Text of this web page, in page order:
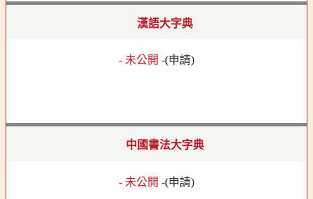
漢語大字典
- 未公開 -(申請)
中國書法大字典
- 未公開 -(申請)